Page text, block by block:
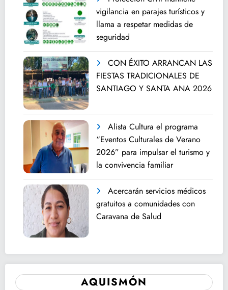
vigilancia en parajes turísticos y
llama a respetar medidas de
seguridad
CON ÉXITO ARRANCAN LAS
FIESTAS TRADICIONALES DE
SANTIAGO Y SANTA ANA 2026
Alista Cultura el programa
“Eventos Culturales de Verano
2026” para impulsar el turismo y
la convivencia familiar
Acercarán servicios médicos
gratuitos a comunidades con
Caravana de Salud
AQUISMÓN